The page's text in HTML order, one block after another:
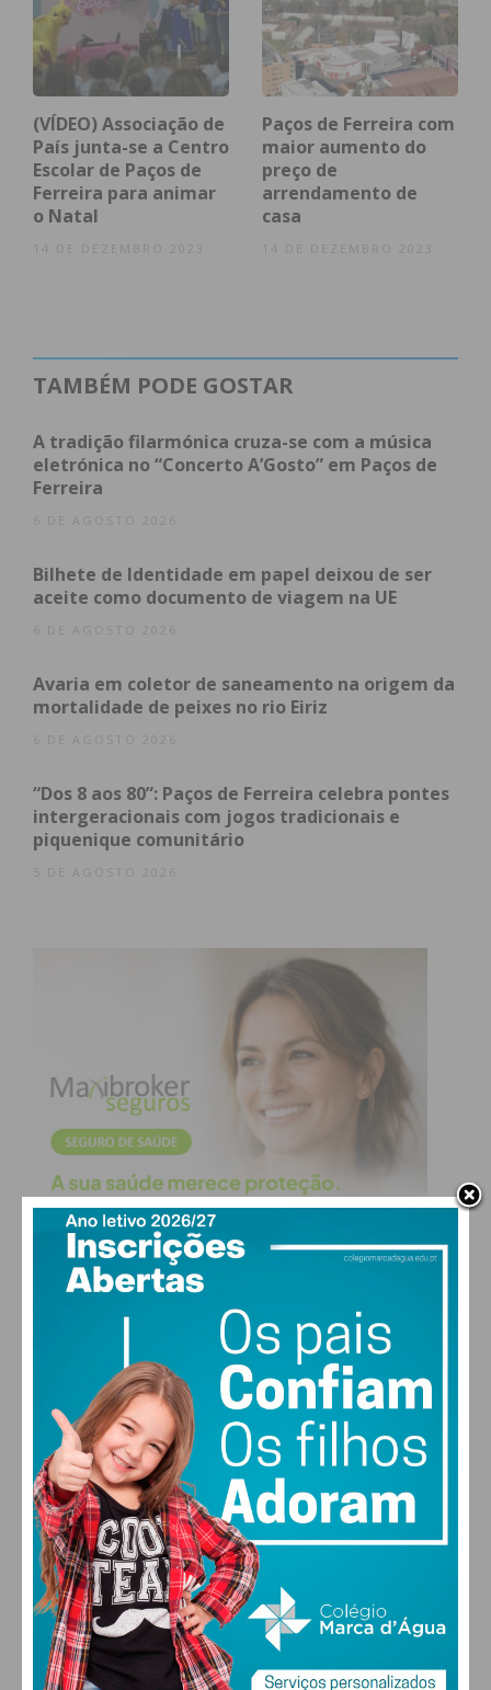
(VÍDEO) Associação de
País junta-se a Centro
Escolar de Paços de
Ferreira para animar
o Natal
14 DE DEZEMBRO 2023
Paços de Ferreira com
maior aumento do
preço de
arrendamento de
casa
14 DE DEZEMBRO 2023
TAMBÉM PODE GOSTAR
A tradição filarmónica cruza-se com a música
eletrónica no “Concerto A’Gosto” em Paços de
Ferreira
6 DE AGOSTO 2026
Bilhete de Identidade em papel deixou de ser
aceite como documento de viagem na UE
6 DE AGOSTO 2026
Avaria em coletor de saneamento na origem da
mortalidade de peixes no rio Eiriz
6 DE AGOSTO 2026
“Dos 8 aos 80”: Paços de Ferreira celebra pontes
intergeracionais com jogos tradicionais e
piquenique comunitário
5 DE AGOSTO 2026